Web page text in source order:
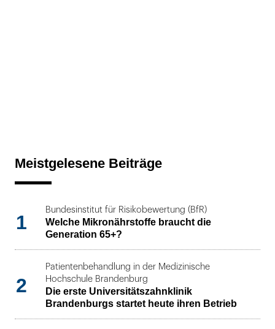
Meistgelesene Beiträge
1
Bundesinstitut für Risikobewertung (BfR)
Welche Mikronährstoffe braucht die
Generation 65+?
2
Patientenbehandlung in der Medizinische
Hochschule Brandenburg
Die erste Universitätszahnklinik
Brandenburgs startet heute ihren Betrieb